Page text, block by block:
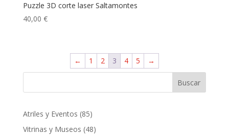
Puzzle 3D corte laser Saltamontes
40,00 €
← 1 2 3 4 5 →
Buscar
Atriles y Eventos 8585
productos
Vitrinas y Museos 4848